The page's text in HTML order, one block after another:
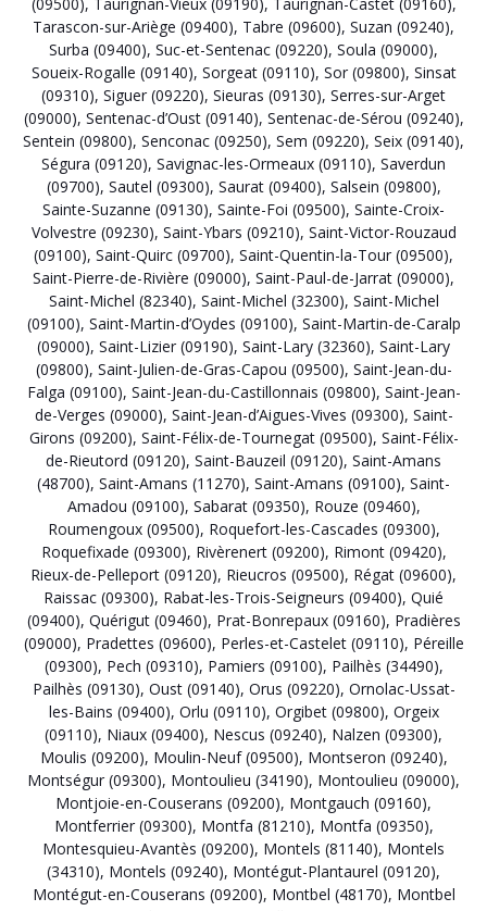
Tarascon-sur-Ariège (09400), Tabre (09600), Suzan (09240),
Surba (09400), Suc-et-Sentenac (09220), Soula (09000),
Soueix-Rogalle (09140), Sorgeat (09110), Sor (09800), Sinsat
(09310), Siguer (09220), Sieuras (09130), Serres-sur-Arget
(09000), Sentenac-d’Oust (09140), Sentenac-de-Sérou (09240),
Sentein (09800), Senconac (09250), Sem (09220), Seix (09140),
Ségura (09120), Savignac-les-Ormeaux (09110), Saverdun
(09700), Sautel (09300), Saurat (09400), Salsein (09800),
Sainte-Suzanne (09130), Sainte-Foi (09500), Sainte-Croix-
Volvestre (09230), Saint-Ybars (09210), Saint-Victor-Rouzaud
(09100), Saint-Quirc (09700), Saint-Quentin-la-Tour (09500),
Saint-Pierre-de-Rivière (09000), Saint-Paul-de-Jarrat (09000),
Saint-Michel (82340), Saint-Michel (32300), Saint-Michel
(09100), Saint-Martin-d’Oydes (09100), Saint-Martin-de-Caralp
(09000), Saint-Lizier (09190), Saint-Lary (32360), Saint-Lary
(09800), Saint-Julien-de-Gras-Capou (09500), Saint-Jean-du-
Falga (09100), Saint-Jean-du-Castillonnais (09800), Saint-Jean-
de-Verges (09000), Saint-Jean-d’Aigues-Vives (09300), Saint-
Girons (09200), Saint-Félix-de-Tournegat (09500), Saint-Félix-
de-Rieutord (09120), Saint-Bauzeil (09120), Saint-Amans
(48700), Saint-Amans (11270), Saint-Amans (09100), Saint-
Amadou (09100), Sabarat (09350), Rouze (09460),
Roumengoux (09500), Roquefort-les-Cascades (09300),
Roquefixade (09300), Rivèrenert (09200), Rimont (09420),
Rieux-de-Pelleport (09120), Rieucros (09500), Régat (09600),
Raissac (09300), Rabat-les-Trois-Seigneurs (09400), Quié
(09400), Quérigut (09460), Prat-Bonrepaux (09160), Pradières
(09000), Pradettes (09600), Perles-et-Castelet (09110), Péreille
(09300), Pech (09310), Pamiers (09100), Pailhès (34490),
Pailhès (09130), Oust (09140), Orus (09220), Ornolac-Ussat-
les-Bains (09400), Orlu (09110), Orgibet (09800), Orgeix
(09110), Niaux (09400), Nescus (09240), Nalzen (09300),
Moulis (09200), Moulin-Neuf (09500), Montseron (09240),
Montségur (09300), Montoulieu (34190), Montoulieu (09000),
Montjoie-en-Couserans (09200), Montgauch (09160),
Montferrier (09300), Montfa (81210), Montfa (09350),
Montesquieu-Avantès (09200), Montels (81140), Montels
(34310), Montels (09240), Montégut-Plantaurel (09120),
Montégut-en-Couserans (09200), Montbel (48170), Montbel